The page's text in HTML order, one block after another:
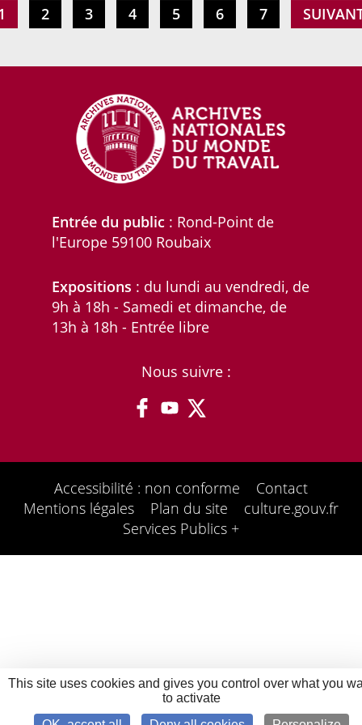
représentation
PAGE
2 PAGE
3 PAGE
4 PAGE
5 PAGE
6 PAGE
7 PAGE
Entrée du public : Rond-Point de
l'Europe 59100 Roubaix
Expositions : du lundi au vendredi, de
9h à 18h - Samedi et dimanche, de
13h à 18h - Entrée libre
Nous suivre :
Accessibilité : non conforme
Contact
Mentions légales
Plan du site
culture.gouv.fr
Services Publics +
This site uses cookies and gives you control over what you
to activate